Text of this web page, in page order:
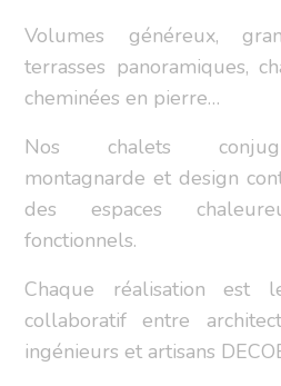
Volumes généreux,
terrasses panoramiques,
cheminées en pierre…
Nos chalets
montagnarde et design
des espaces
fonctionnels.
Chaque réalisation est
collaboratif entre
ingénieurs et artisans